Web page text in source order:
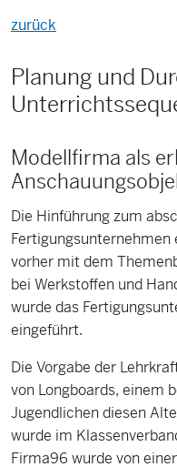
zurück
Planung und
Modellfirma als
Die Hinführung zum
vorher mit dem
bei Werkstoffen und
wurde das
eingeführt.
Die Vorgabe der
von Longboards, einem
Jugendlichen diesen
wurde im
Firma96 wurde von